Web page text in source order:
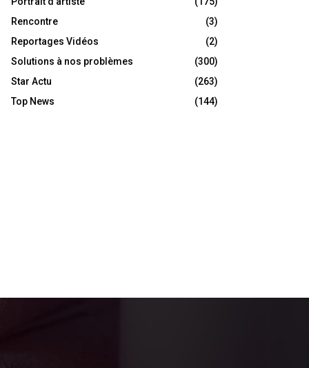
Rencontre
(3)
Reportages Vidéos
(2)
Solutions à nos problèmes
(300)
Star Actu
(263)
Top News
(144)